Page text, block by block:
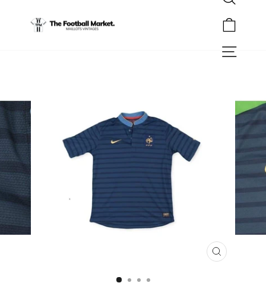
Rechercher
Navigation
FERMER